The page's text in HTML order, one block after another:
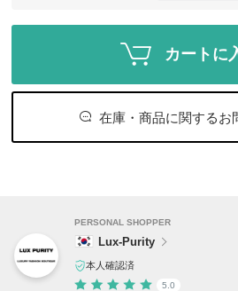
カートに
在庫・商品に関するお
PERSONAL SHOPPER
Lux-Purity
本人確認済
5.0